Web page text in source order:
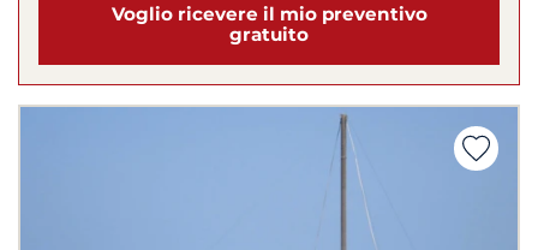
Voglio ricevere il mio preventivo
gratuito